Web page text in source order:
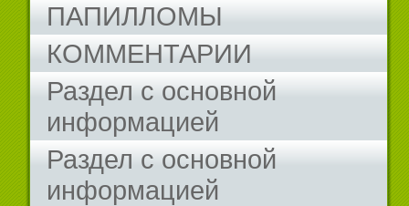
ПАПИЛЛОМЫ
КОММЕНТАРИИ
Раздел с основной
информацией
Раздел с основной
информацией